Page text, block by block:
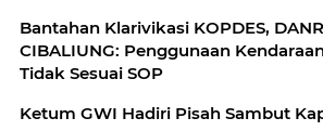
Bantahan Klarivikasi KOPDES,
CIBALIUNG: Penggunaan Kendaraan Merah Putih
Tidak Sesuai SOP
Ketum GWI Hadiri Pisah Sambut